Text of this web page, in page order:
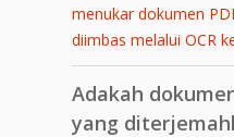
menukar dokumen
diimbas melalui OCR
Adakah
yang